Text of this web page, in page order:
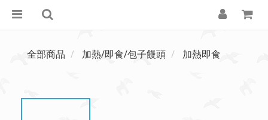
全部商品 加熱/即食/包子饅頭 加熱即食